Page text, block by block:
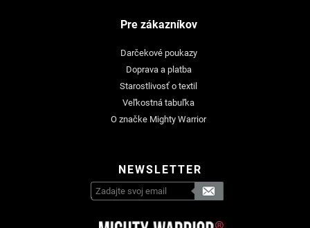
Pre zákazníkov
Darčekové poukazy
Doprava a platba
Starostlivosť o textil
Veľkostná tabuľka
O značke Mighty Warrior
NEWSLETTER